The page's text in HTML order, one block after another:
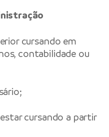
cursando em
contabilidade ou
cursando a partir